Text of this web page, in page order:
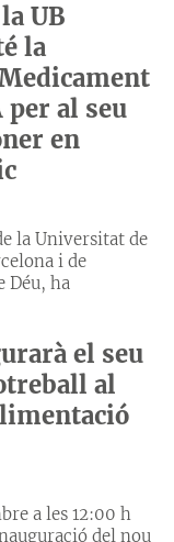
UB
la
per al seu
en
la Universitat de
i de
Déu, ha
el seu
al
a les 12:00 h
del nou